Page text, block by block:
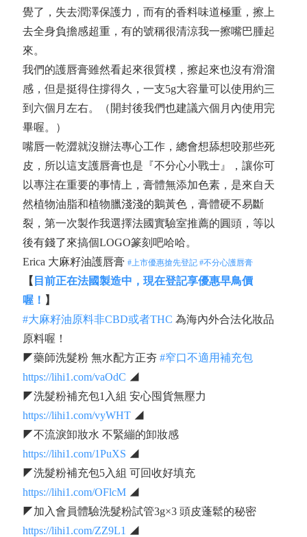
覺了，失去潤澤保護力，而有的香料味道極重，擦上
去全身負擔感超重，有的號稱很清涼我一擦嘴巴腫起
來。
我們的護唇膏雖然看起來很質樸，擦起來也沒有滑溜
感，但是挺得住撐得久，一支5g大容量可以使用約三
到六個月左右。（開封後我們也建議六個月內使用完
畢喔。）
嘴唇一乾澀就沒辦法專心工作，總會想舔想咬那些死
皮，所以這支護唇膏也是『不分心小戰士』，讓你可
以專注在重要的事情上，膏體無添加色素，是來自天
然植物油脂和植物臘淺淺的鵝黃色，膏體硬不易斷
裂，第一次製作我選擇法國實驗室推薦的圓頭，等以
後有錢了來搞個LOGO篆刻吧哈哈。
Erica 大麻籽油護唇膏 #上市優惠搶先登記 #不分心護唇膏
【 目前正在法國製造中，現在登記享優惠早鳥價
喔！ 】
#大麻籽油原料非CBD或者THC 為海內外合法化妝品
原料喔！
◤藥師洗髮粉 無水配方正夯 #窄口不適用補充包
https://lihi1.com/vaOdC ◢
◤洗髮粉補充包1入組 安心囤貨無壓力
https://lihi1.com/vyWHT◢
◤不流淚卸妝水 不緊繃的卸妝感
https://lihi1.com/1PuXS ◢
◤洗髮粉補充包5入組 可回收好填充
https://lihi1.com/OFlcM◢
◤加入會員體驗洗髮粉試管3g×3 頭皮蓬鬆的秘密
https://lihi1.com/ZZ9L1 ◢